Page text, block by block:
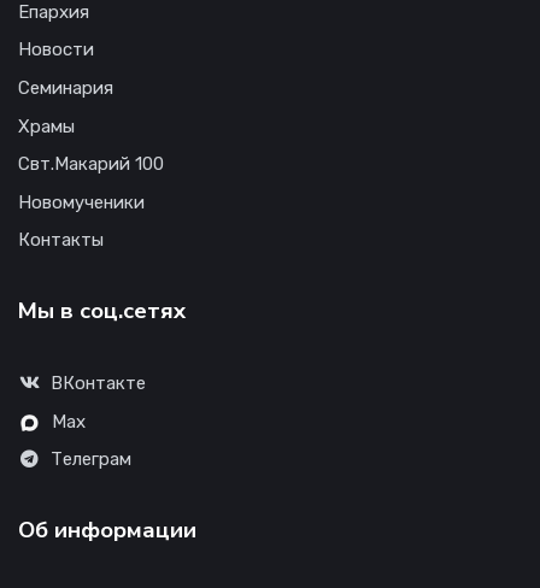
Епархия
Новости
Семинария
Храмы
Свт.Макарий 100
Новомученики
Контакты
Мы в соц.сетях
ВКонтакте
Max
Телеграм
Об информации